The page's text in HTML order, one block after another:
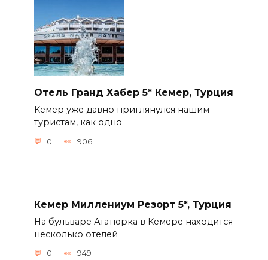
Отель Гранд Хабер 5* Кемер, Турция
Кемер уже давно приглянулся нашим
туристам, как одно
0 906
Кемер Миллениум Резорт 5*, Турция
На бульваре Ататюрка в Кемере находится
несколько отелей
0 949